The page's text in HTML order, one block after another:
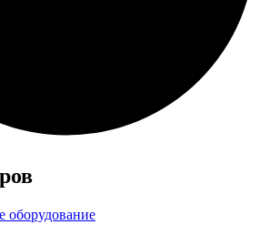
оборудование